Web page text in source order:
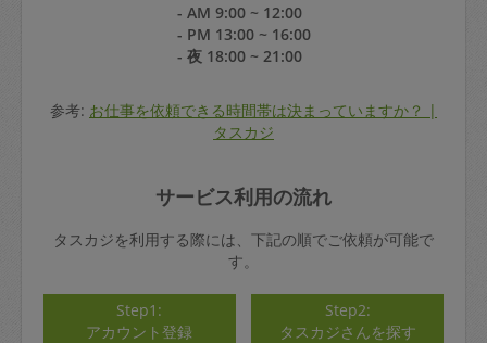
- AM 9:00 ~ 12:00
- PM 13:00 ~ 16:00
- 夜 18:00 ~ 21:00
参考: お仕事を依頼できる時間帯は決まっていますか？ |
タスカジ
サービス利用の流れ
タスカジを利用する際には、下記の順でご依頼が可能で
す。
Step1:
アカウント登録
Step2:
タスカジさんを探す